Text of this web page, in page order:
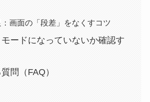
画面の「段差」をなくすコツ
モードになっていないか確認す
問（FAQ）